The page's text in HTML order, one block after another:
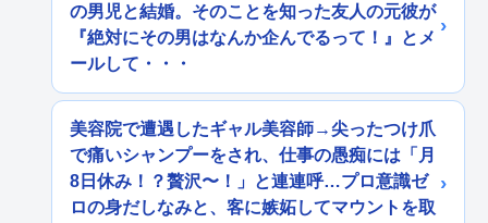
の男児と結婚。そのことを知った友人の元彼が
『絶対にその男はなんか企んでるって！』とメ
ールして・・・
美容院で遭遇したギャル美容師→尖ったつけ爪
で痛いシャンプーをされ、仕事の愚痴には「月
8日休み！？贅沢〜！」と連連呼…プロ意識ゼ
ロの身だしなみと、客に嫉妬してマウントを取